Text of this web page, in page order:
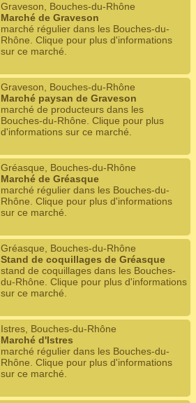
Graveson, Bouches-du-Rhône
Marché de Graveson
marché régulier dans les Bouches-du-
Rhône. Clique pour plus d'informations
sur ce marché.
Graveson, Bouches-du-Rhône
Marché paysan de Graveson
marché de producteurs dans les
Bouches-du-Rhône. Clique pour plus
d'informations sur ce marché.
Gréasque, Bouches-du-Rhône
Marché de Gréasque
marché régulier dans les Bouches-du-
Rhône. Clique pour plus d'informations
sur ce marché.
Gréasque, Bouches-du-Rhône
Stand de coquillages de Gréasque
stand de coquillages dans les Bouches-
du-Rhône. Clique pour plus d'informations
sur ce marché.
Istres, Bouches-du-Rhône
Marché d'Istres
marché régulier dans les Bouches-du-
Rhône. Clique pour plus d'informations
sur ce marché.